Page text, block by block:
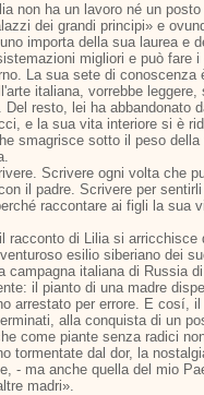
non ha un lavoro né un
dei grandi principi» e
importa della sua laurea e
migliori e può fare i
La sua sete di conoscenza
italiana, vorrebbe
resto, lei ha abbandonato
e la sua vita interiore si è
smagrisce sotto il peso
Scrivere ogni volta che
il padre. Scrivere per
raccontare ai figli la sua
racconto di Lilia si
esilio siberiano dei
campagna italiana di Russia
il pianto di una madre
arrestato per errore. E cosí,
alla conquista di un
come piante senza radici
tormentate dal dor, la
- ma anche quella del mio
madri».